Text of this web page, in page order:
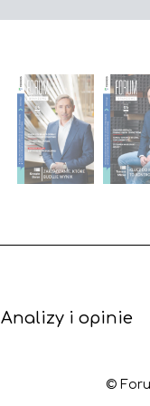
Analizy i opinie
©